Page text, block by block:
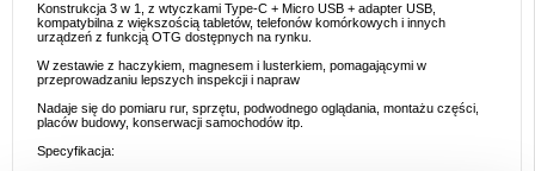
Konstrukcja 3 w 1, z wtyczkami Type-C + Micro USB + adapter USB,
kompatybilna z większością tabletów, telefonów komórkowych i innych
urządzeń z funkcją OTG dostępnych na rynku.
W zestawie z haczykiem, magnesem i lusterkiem, pomagającymi w
przeprowadzaniu lepszych inspekcji i napraw
Nadaje się do pomiaru rur, sprzętu, podwodnego oglądania, montażu części,
placów budowy, konserwacji samochodów itp.
Specyfikacja: